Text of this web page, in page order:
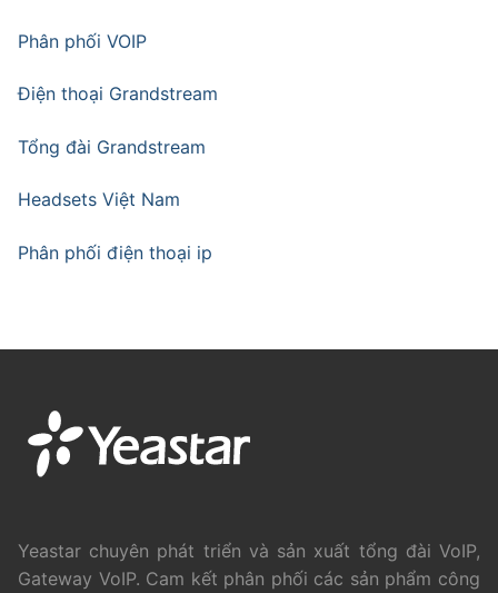
Phân phối VOIP
Điện thoại Grandstream
Tổng đài Grandstream
Headsets Việt Nam
Phân phối điện thoại ip
Yeastar chuyên phát triển và sản xuất tổng đài VoIP,
Gateway VoIP. Cam kết phân phối các sản phẩm công